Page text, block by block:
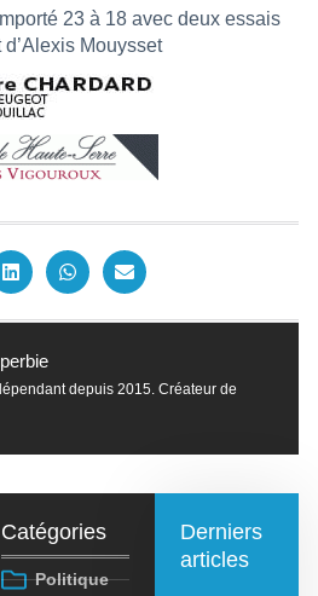
23 à 18 avec deux essais
Mouysset
depuis 2015. Créateur de
Catégories
Politique
Derniers
articles